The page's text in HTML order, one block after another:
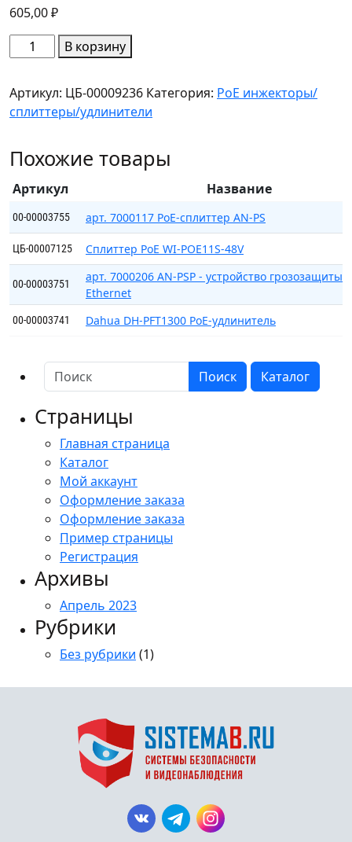
605,00₽
Количество
товара
Сплиттер
Optimus
(12B)
В корзину
Артикул: ЦБ-00009236 Категория: PoE инжекторы/
сплиттеры/удлинители
Похожие товары
Артикул Название
00-00003755 арт. 7000117 PoE-сплиттер AN-PS
ЦБ-00007125 Сплиттер PoE WI-POE11S-48V
00-00003751
арт. 7000206 AN-PSP - устройство грозозащиты
Ethernet
00-00003741 Dahua DH-PFT1300 РоЕ-удлинитель
Поиск Каталог
Страницы
Главная страница
Каталог
Мой аккаунт
Оформление заказа
Оформление заказа
Пример страницы
Регистрация
Архивы
Апрель 2023
Рубрики
Без рубрики (1)